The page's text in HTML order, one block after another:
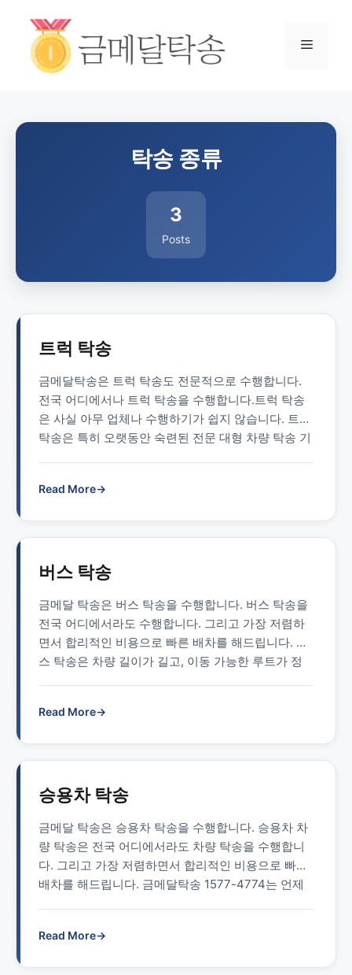
탁송 종류
3
Posts
트럭 탁송
금메달탁송은 트럭 탁송도 전문적으로 수행합니다.
전국 어디에서나 트럭 탁송을 수행합니다.트럭 탁송
은 사실 아무 업체나 수행하기가 쉽지 않습니다. 트럭
탁송은 특히 오랫동안 숙련된 전문 대형 차량 탁송 기
있습니다. 금메달탁송 1577-4774는 언제라도 고객
Read More→
버스 탁송
금메달 탁송은 버스 탁송을 수행합니다. 버스 탁송을
전국 어디에서라도 수행합니다. 그리고 가장 저렴하
면서 합리적인 비용으로 빠른 배차를 해드립니다. 버
스 탁송은 차량 길이가 길고, 이동 가능한 루트가 정
차 탁송 기사 배차, 빠른 이동 서비스를 제공합니다.
Read More→
승용차 탁송
금메달 탁송은 승용차 탁송을 수행합니다. 승용차 차
량 탁송은 전국 어디에서라도 차량 탁송을 수행합니
다. 그리고 가장 저렴하면서 합리적인 비용으로 빠른
배차를 해드립니다. 금메달탁송 1577-4774는 언제
용차 탁송 비용 승용차 탁송 비용은 일반 자동차 탁송
Read More→